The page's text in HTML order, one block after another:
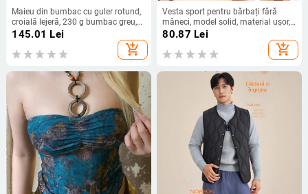
Maieu din bumbac cu guler rotund,
croială lejeră, 230 g bumbac greu,
95–100% bumbac
145.01 Lei
add_shopping_cart
Vesta sport pentru bărbați fără
mâneci, model solid, material ușor,
poliester 80%
80.87 Lei
add_shopping_cart